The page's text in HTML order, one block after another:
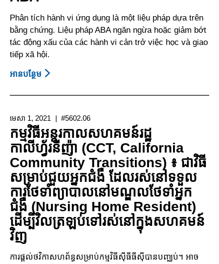
Medi-
Cal
Phân tích hành vi ứng dụng là một liệu pháp dựa trên
bằng chứng. Liệu pháp ABA ngăn ngừa hoặc giảm bớt
tác động xấu của các hành vi cản trở việc học và giao
tiếp xã hội.
អាន​បន្ថែម About
ទទួល
ការ
ព្យាបាល
តាមបែែ
ABA
មេសា 1, 2021 #5602.06
កម្មវិធីអន្តរកាលសហគមន៍រដ្ឋ
កាលីហ្វ័រនីញ៉ា (CCT, California
Community Transitions) ៖ ជាវិធី
សម្រាប់ជួយអ្នកជំងឺ ដែលរស់នៅទទួល
ការថែទាំព្យាបាលនៅមណ្ឌលថែទាំអ្នក
ជំងឺ (Nursing Home Resident)
ដើម្បីវិលត្រឡប់ទៅរស់នៅក្នុងសហគមន៍
វិញ
ការផ្តល់ថវិកាសហព័ន្ធសម្រាប់កម្មវិធីស៊ីធីធីស៊ីបានបញ្ឈប់។ អាច